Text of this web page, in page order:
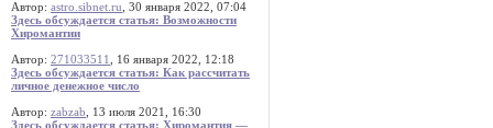
Автор: astro.sibnet.ru , 30 января 2022, 07:04
Здесь обсуждается статья: Возможности
Хиромантии
Автор: 271033511
, 16 января 2022, 12:18
Здесь обсуждается статья: Как рассчитать
личное денежное число
Автор: zabzab , 13 июля 2021, 16:30
Здесь обсуждается статья: Хиромантия —